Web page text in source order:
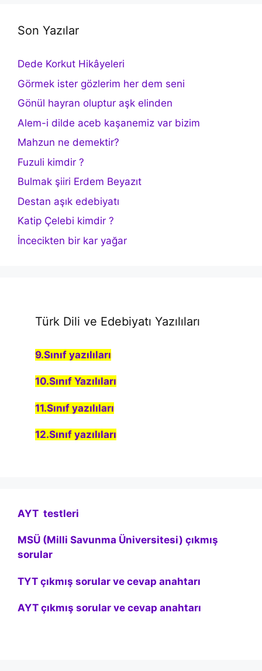
Son Yazılar
Dede Korkut Hikâyeleri
Görmek ister gözlerim her dem seni
Gönül hayran oluptur aşk elinden
Alem-i dilde aceb kaşanemiz var bizim
Mahzun ne demektir?
Fuzuli kimdir ?
Bulmak şiiri Erdem Beyazıt
Destan aşık edebiyatı
Katip Çelebi kimdir ?
İncecikten bir kar yağar
Türk Dili ve Edebiyatı Yazılıları
9.Sınıf yazılıları
10.Sınıf Yazılıları
11.Sınıf yazılıları
12.Sınıf yazılıları
AYT testleri
MSÜ (Milli Savunma Üniversitesi) çıkmış
sorular
TYT çıkmış sorular ve cevap anahtarı
AYT çıkmış sorular ve cevap anahtarı